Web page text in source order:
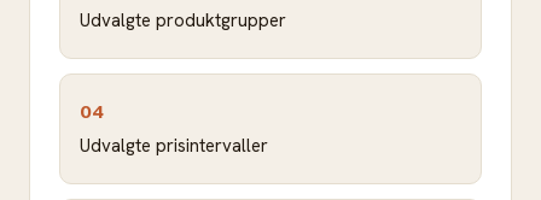
Udvalgte produktgrupper
04
Udvalgte prisintervaller